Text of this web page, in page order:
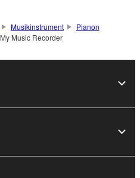
Musikinstrument
Pianon
My Music Recorder